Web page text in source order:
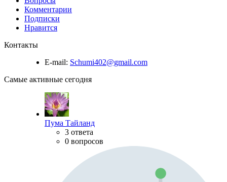
Комментарии
Подписки
Нравится
Контакты
E-mail: Schumi402@gmail.com
Самые активные сегодня
Пума Тайланд
3 ответа
0 вопросов